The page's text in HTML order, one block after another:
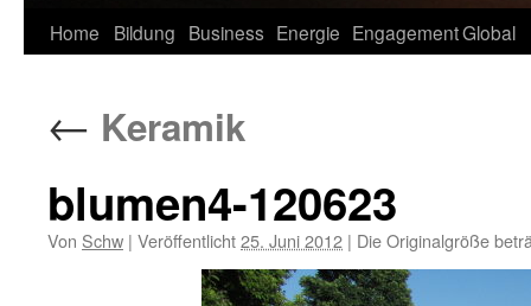
Home Bildung Business Energie EngagementGlobal
← Keramik
blumen4-120623
Von Schw | Veröffentlicht25. Juni 2012 | Die Originalgröße